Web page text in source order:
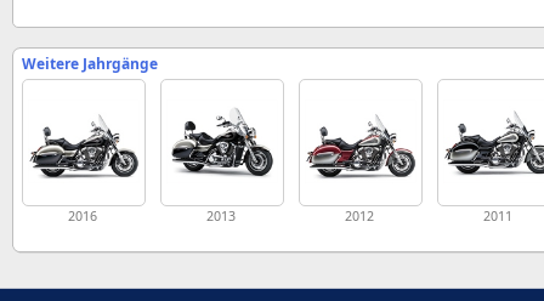
Weitere Jahrgänge
2016 2013 2012 2011